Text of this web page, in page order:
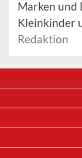
Marken und
Kleinkinder
Redaktion